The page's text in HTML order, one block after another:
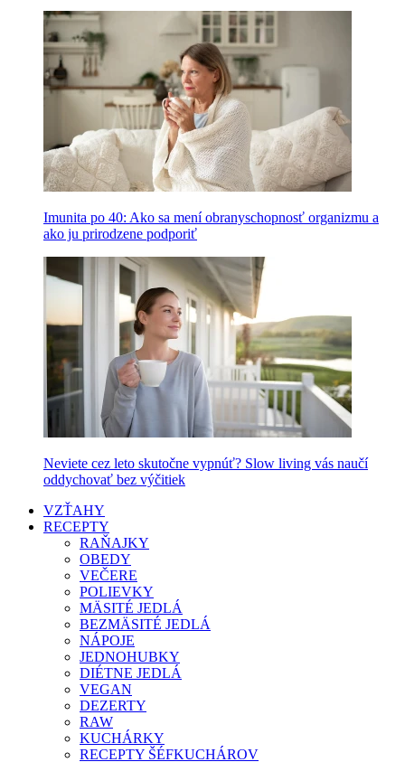
Imunita po 40: Ako sa mení obranyschopnosť organizmu a
ako ju prirodzene podporiť
Neviete cez leto skutočne vypnúť? Slow living vás naučí
oddychovať bez výčitiek
VZŤAHY
RECEPTY
RAŇAJKY
OBEDY
VEČERE
POLIEVKY
MÄSITÉ JEDLÁ
BEZMÄSITÉ JEDLÁ
NÁPOJE
JEDNOHUBKY
DIÉTNE JEDLÁ
VEGAN
DEZERTY
RAW
KUCHÁRKY
RECEPTY ŠÉFKUCHÁROV